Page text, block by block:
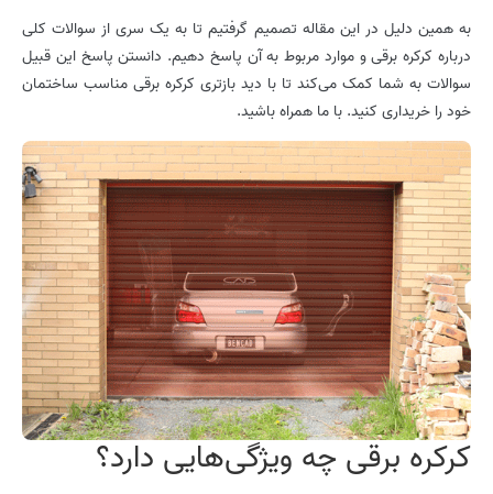
به همین دلیل در این مقاله تصمیم گرفتیم تا به یک سری از سوالات کلی
درباره کرکره برقی و موارد مربوط به آن پاسخ دهیم. دانستن پاسخ این قبیل
سوالات به شما کمک می‌کند تا با دید بازتری کرکره برقی مناسب ساختمان
خود را خریداری کنید. با ما همراه باشید.
کرکره برقی چه ویژگی‌هایی دارد؟